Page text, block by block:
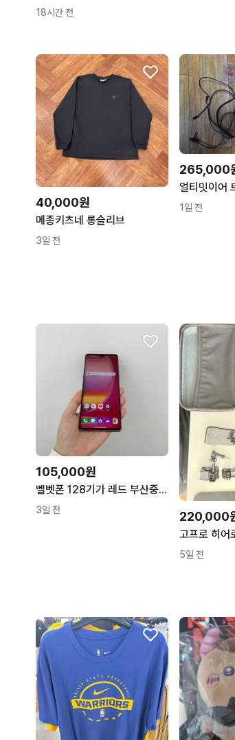
18시간 전
40,000원
메종키츠네 롱슬리브
3일 전
265,000
1일 전
105,000원
벨벳폰 128기가 레드 부산중고폰 02134김해 양산 수원 인천
3일 전 220,000
5일 전